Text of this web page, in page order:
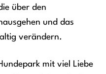
über den
und das
verändern.
mit viel Liebe